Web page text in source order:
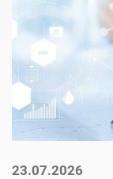
23.07.2026